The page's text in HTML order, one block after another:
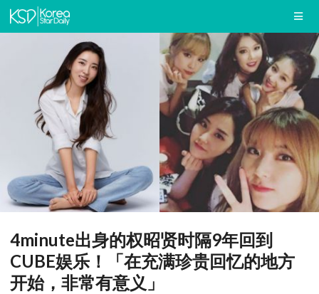
4minute出身的权昭贤时隔9年回到
CUBE娱乐！「在充满珍贵回忆的地方
开始，非常有意义」